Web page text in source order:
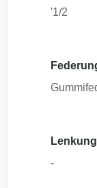
'1/2
Lenkung
-